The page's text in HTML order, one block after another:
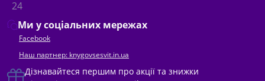
Ми у соціальних мережах
Facebook
Наш партнер: knygovsesvit.in.ua
Дізнавайтеся першим про акції та знижки